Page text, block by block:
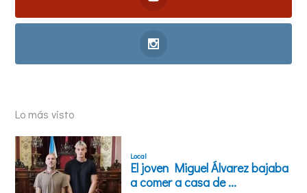
Lo más visto